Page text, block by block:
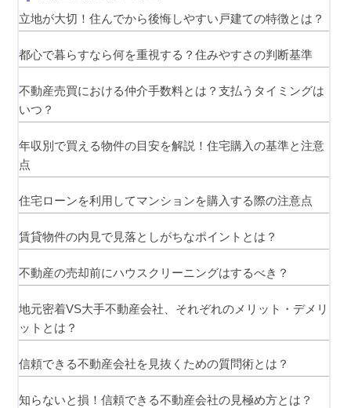
立地が大切！住んでから後悔しやすい戸建ての特徴とは？
都心で暮らすなら何を重視する？住みやすさの判断基準
不動産売買における仲介手数料とは？支払うタイミングは
いつ？
年収別で買える物件の目安を解説！住宅購入の基準と注意
点
住宅ローンを利用してマンションを購入する際の注意点
賃貸物件の内見で見落としがちなポイントとは？
不動産の売却前にハウスクリーニングはするべき？
地元密着VS大手不動産会社、それぞれのメリット・デメリ
ットとは？
信頼できる不動産会社を見抜くための質問術とは？
知らないと損！信頼できる不動産会社の見極め方とは？